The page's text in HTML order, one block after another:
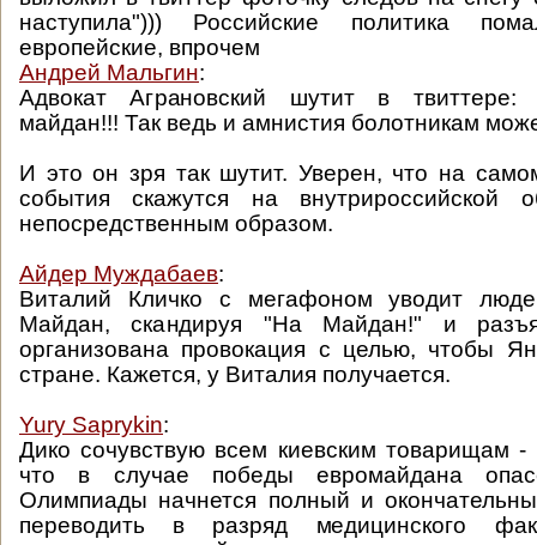
наступила"))) Российские политика
европейские, впрочем
Андрей Мальгин:
Адвокат Аграновский шутит в твиттере:
майдан!!! Так ведь и амнистия болотникам
И это он зря так шутит. Уверен, что на
события скажутся на внутрироссийской
непосредственным образом.
Айдер Муждабаев:
Виталий Кличко с мегафоном уводит
Майдан, скандируя "На Майдан!" и
организована провокация с целью, чтобы
стране. Кажется, у Виталия получается.
Yury Saprykin:
Дико сочувствую всем киевским товарищам -
что в случае победы евромайдана
Олимпиады начнется полный и
переводить в разряд медицинского